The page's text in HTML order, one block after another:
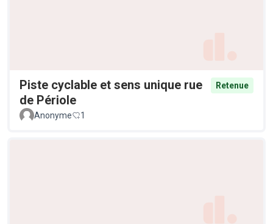
Piste cyclable et sens unique rue
de Périole
Retenue
Anonyme 1